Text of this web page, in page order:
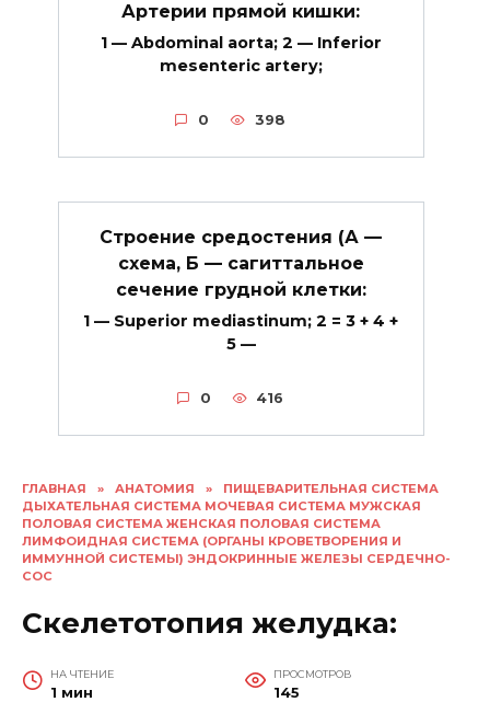
ГЛАВНАЯ » АНАТОМИЯ »
ПИЩЕВАРИТЕЛЬНАЯ СИСТЕМА
ДЫХАТЕЛЬНАЯ СИСТЕМА МОЧЕВАЯ СИСТЕМА МУЖСКАЯ
ПОЛОВАЯ СИСТЕМА ЖЕНСКАЯ ПОЛОВАЯ СИСТЕМА
ЛИМФОИДНАЯ СИСТЕМА (ОРГАНЫ КРОВЕТВОРЕНИЯ И
ИММУННОЙ СИСТЕМЫ) ЭНДОКРИННЫЕ ЖЕЛЕЗЫ СЕРДЕЧНО-
СОС
Скелетотопия желудка:
НА ЧТЕНИЕ
1 мин
ПРОСМОТРОВ
145
Артерии прямой кишки:
1 — Abdominal aorta; 2 — Inferior
mesenteric artery;
0 398
Строение средостения (А —
схема, Б — сагиттальное
сечение грудной клетки:
1 — Superior mediastinum; 2 = 3 + 4 +
5 —
0 416